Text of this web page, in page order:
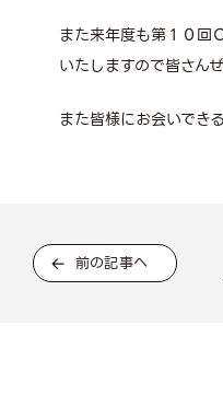
また来年度も第１０回
いたしますので皆さん
また皆様にお会いでき
前の記事へ